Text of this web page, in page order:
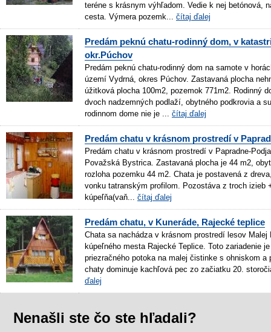
teréne s krásnym výhľadom. Vedie k nej betónová,
cesta. Výmera pozemk... čítaj ďalej
Predám peknú chatu-rodinný dom, v
okr.Púchov
Predám peknú chatu-rodinný dom na samote v
území Vydrná, okres Púchov. Zastavaná plocha
úžitková plocha 100m2, pozemok 771m2. Rodinný
dvoch nadzemných podlaží, obytného podkrovia a
rodinnom dome nie je ... čítaj ďalej
Predám chatu v krásnom prostredí v
Predám chatu v krásnom prostredí v Papradne-
Považská Bystrica. Zastavaná plocha je 44 m2,
rozloha pozemku 44 m2. Chata je postavená z
vonku tatranským profilom. Pozostáva z troch izieb
kúpeľňa(vaň... čítaj ďalej
Predám chatu, v Kuneráde, Rajecké teplice
Chata sa nachádza v krásnom prostredí lesov
kúpeľného mesta Rajecké Teplice. Toto zariadenie
priezračného potoka na malej čistinke s ohniskom a
chaty dominuje kachľová pec zo začiatku 20.
ďalej
Nenašli ste čo ste hľadali?